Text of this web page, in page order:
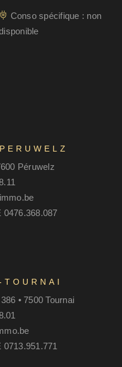
Conso spécifique : non
Péruwelz
0476.368.087
• 7500 Tournai
0713.951.771